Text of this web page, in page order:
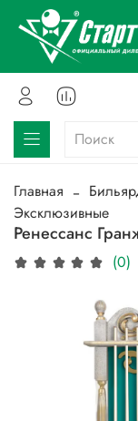
Главная
Эксклюзивные
Ренессанс
(0)